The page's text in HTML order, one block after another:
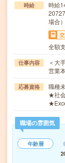
時給
時給
場合）
全額
仕事内容
＜大
営業
応募資格
職種
★社
職場の雰囲気
年齢層